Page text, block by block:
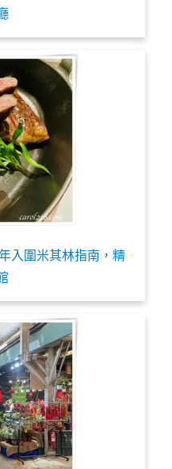
入圍米其林指南，精